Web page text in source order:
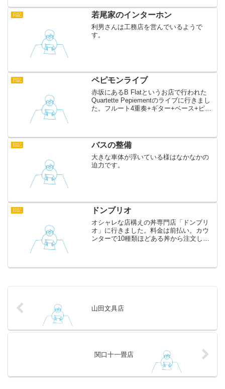
ほしいです。お値...
日記 若尾家のインターホン
利男さんは工務店を営んでいるようで
す。
日記 ペピモンライブ
赤坂にあるB Flatというお店で行われた
Quartette Pepiementのライブに行きまし
た。フルート4重奏+ギター+ベース+ピア
日記 バスの整備
大きな車体が浮いている様はなかなかの
迫力です。
日記 ドンブリオ
オシャレな店構えの丼専門店「ドンブリ
オ」に行きました。料金は前払い。カウ
ンターで10種類ほどある丼から注文し
す。男性には少し足りない...
山田文具店
関口十一畳店